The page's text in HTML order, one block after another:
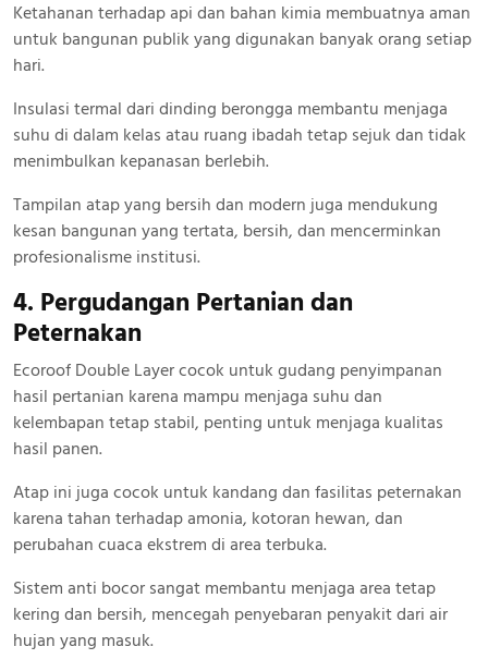
Ketahanan terhadap api dan bahan kimia membuatnya aman
untuk bangunan publik yang digunakan banyak orang setiap
hari.
Insulasi termal dari dinding berongga membantu menjaga
suhu di dalam kelas atau ruang ibadah tetap sejuk dan tidak
menimbulkan kepanasan berlebih.
Tampilan atap yang bersih dan modern juga mendukung
kesan bangunan yang tertata, bersih, dan mencerminkan
profesionalisme institusi.
4. Pergudangan Pertanian dan
Peternakan
Ecoroof Double Layer cocok untuk gudang penyimpanan
hasil pertanian karena mampu menjaga suhu dan
kelembapan tetap stabil, penting untuk menjaga kualitas
hasil panen.
Atap ini juga cocok untuk kandang dan fasilitas peternakan
karena tahan terhadap amonia, kotoran hewan, dan
perubahan cuaca ekstrem di area terbuka.
Sistem anti bocor sangat membantu menjaga area tetap
kering dan bersih, mencegah penyebaran penyakit dari air
hujan yang masuk.